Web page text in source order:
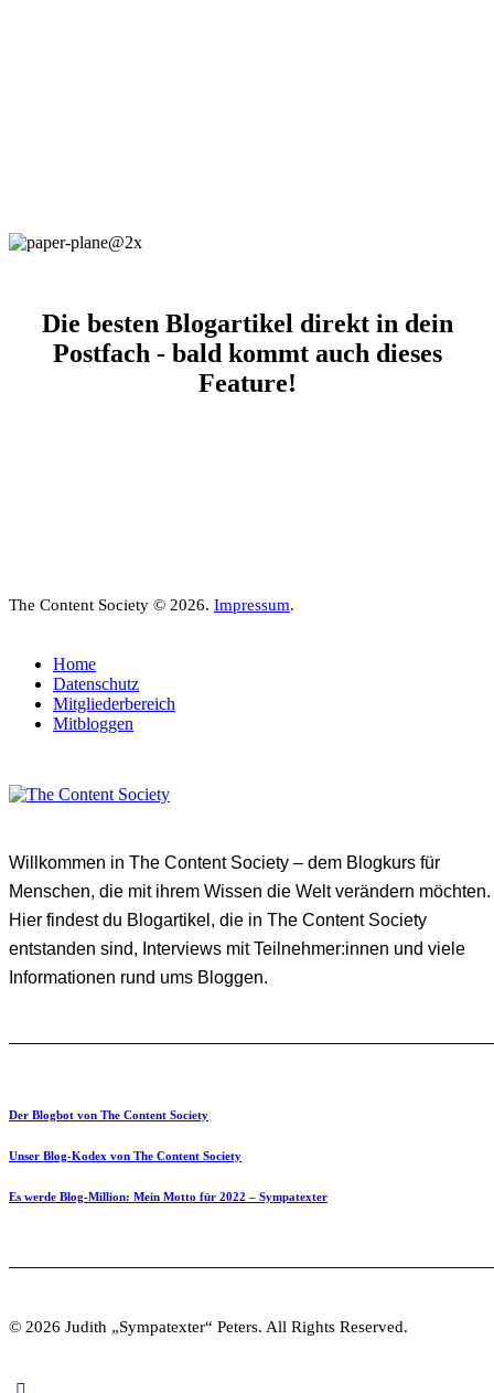
Die besten Blogartikel direkt in dein
Postfach - bald kommt auch dieses
Feature!
The Content Society © 2026. Impressum.
Home
Datenschutz
Mitgliederbereich
Mitbloggen
Willkommen in The Content Society – dem Blogkurs für
Menschen, die mit ihrem Wissen die Welt verändern möchten.
Hier findest du Blogartikel, die in The Content Society
entstanden sind, Interviews mit Teilnehmer:innen und viele
Informationen rund ums Bloggen.
Der Blogbot von The Content Society
Unser Blog-Kodex von The Content Society
Es werde Blog-Million: Mein Motto für 2022 – Sympatexter
© 2026 Judith „Sympatexter“ Peters. All Rights Reserved.